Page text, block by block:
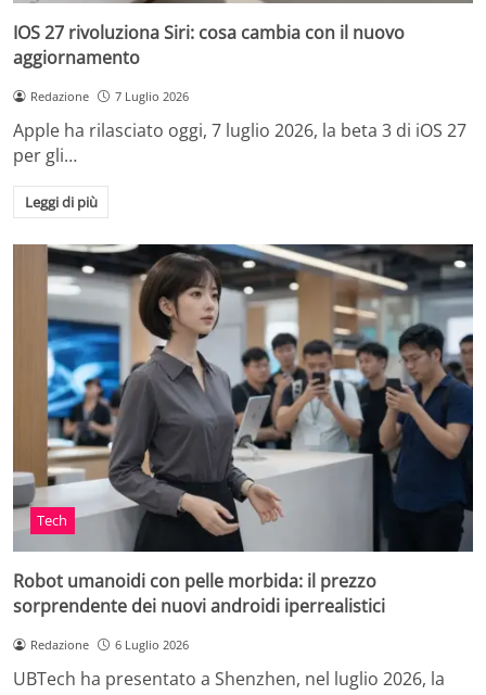
IOS 27 rivoluziona Siri: cosa cambia con il nuovo
aggiornamento
Redazione 7 Luglio 2026
Apple ha rilasciato oggi, 7 luglio 2026, la beta 3 di iOS 27
per gli…
Leggi di più
Tech
Robot umanoidi con pelle morbida: il prezzo
sorprendente dei nuovi androidi iperrealistici
Redazione 6 Luglio 2026
UBTech ha presentato a Shenzhen, nel luglio 2026, la